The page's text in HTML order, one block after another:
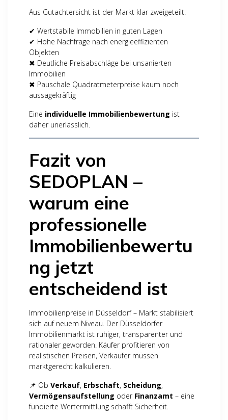
Aus Gutachtersicht ist der Markt klar zweigeteilt:
✔ Wertstabile Immobilien in guten Lagen
✔ Hohe Nachfrage nach energieeffizienten
Objekten
✖ Deutliche Preisabschläge bei unsanierten
Immobilien
✖ Pauschale Quadratmeterpreise kaum noch
aussagekräftig
Eine individuelle Immobilienbewertung ist
daher unerlässlich.
Fazit von
SEDOPLAN –
warum eine
professionelle
Immobilienbewertu
ng jetzt
entscheidend ist
Immobilienpreise in Düsseldorf – Markt stabilisiert
sich auf neuem Niveau. Der Düsseldorfer
Immobilienmarkt ist ruhiger, transparenter und
rationaler geworden. Käufer profitieren von
realistischen Preisen, Verkäufer müssen
marktgerecht kalkulieren.
📌 Ob Verkauf, Erbschaft, Scheidung,
Vermögensaufstellung oder Finanzamt – eine
fundierte Wertermittlung schafft Sicherheit.